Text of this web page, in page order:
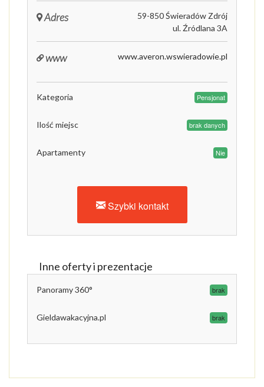
Adres
59-850 Świeradów Zdrój
ul. Źródlana 3A
www www.averon.wswieradowie.pl
Kategoria Pensjonat
Ilość miejsc brak danych
Apartamenty Nie
Szybki kontakt
Inne oferty i prezentacje
Panoramy 360° brak
Gieldawakacyjna.pl brak